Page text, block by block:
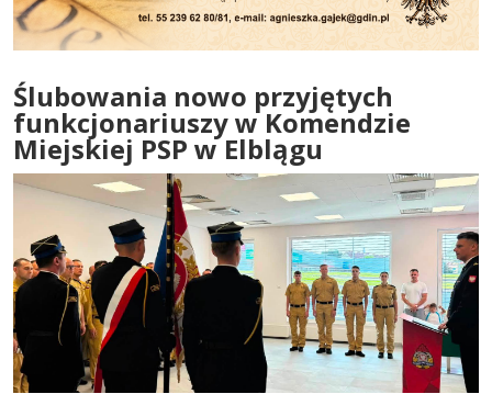
Ślubowania nowo przyjętych
funkcjonariuszy w Komendzie
Miejskiej PSP w Elblągu